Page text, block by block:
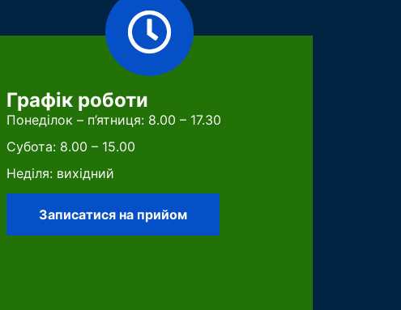
Графік роботи
Понеділок – п’ятниця: 8.00 – 17.30
Субота: 8.00 – 15.00
Неділя: вихідний
Записатися на прийом